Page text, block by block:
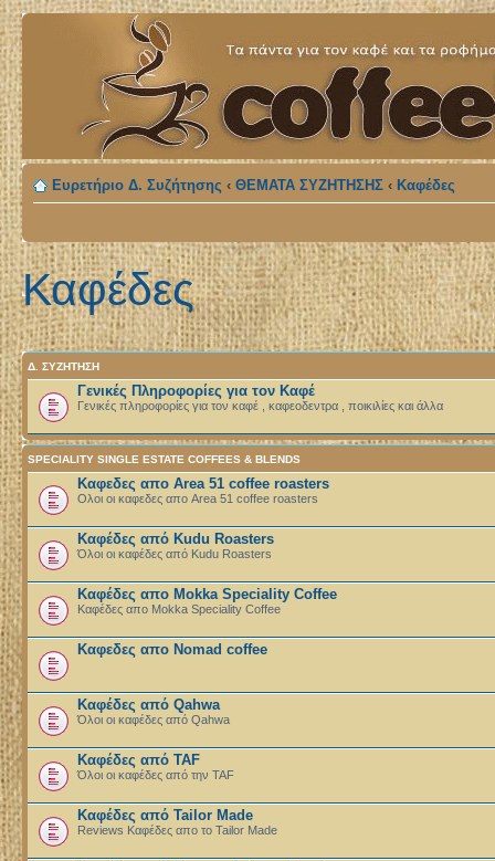
Ευρετήριο Δ. Συζήτησης ‹ ΘΕΜΑΤΑ ΣΥΖΗΤΗΣΗΣ ‹ Καφέδες
Καφέδες
Δ. ΣΥΖΉΤΗΣΗ
Γενικές Πληροφορίες για τον Καφέ
Γενικές πληροφορίες για τον καφέ , καφεοδεντρα , ποικιλίες και άλλα
SPECIALITY SINGLE ESTATE COFFEES & BLENDS
Καφεδες απο Area 51 coffee roasters
Ολοι οι καφεδες απο Area 51 coffee roasters
Καφέδες από Kudu Roasters
Όλοι οι καφέδες από Kudu Roasters
Καφέδες απο Mokka Speciality Coffee
Καφέδες απο Mokka Speciality Coffee
Καφεδες απο Nomad coffee
Καφέδες από Qahwa
Όλοι οι καφέδες από Qahwa
Καφέδες από TAF
Όλοι οι καφέδες από την TAF
Καφέδες από Tailor Made
Reviews Καφέδες απο το Tailor Made